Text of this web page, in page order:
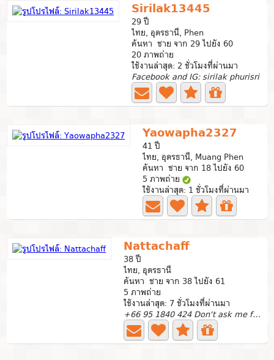
Sirilak13445
29 ปี
ไทย, อุดรธานี, Phen
ค้นหา ชาย จาก 29 ไปยัง 60
20 ภาพถ่าย
ใช้งานล่าสุด: 2 ชั่วโมงที่ผ่านมา
Facebook and IG: sirilak phurisri
Yaowapha2327
41 ปี
ไทย, อุดรธานี, Muang Phen
ค้นหา ชาย จาก 18 ไปยัง 60
5 ภาพถ่าย
ใช้งานล่าสุด: 1 ชั่วโมงที่ผ่านมา
Nattachaff
38 ปี
ไทย, อุดรธานี
ค้นหา ชาย จาก 38 ไปยัง 61
5 ภาพถ่าย
ใช้งานล่าสุด: 7 ชั่วโมงที่ผ่านมา
+66 95 1840 424 Don't ask me for Line